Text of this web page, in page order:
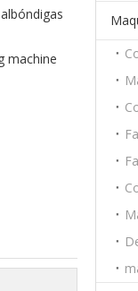
machine